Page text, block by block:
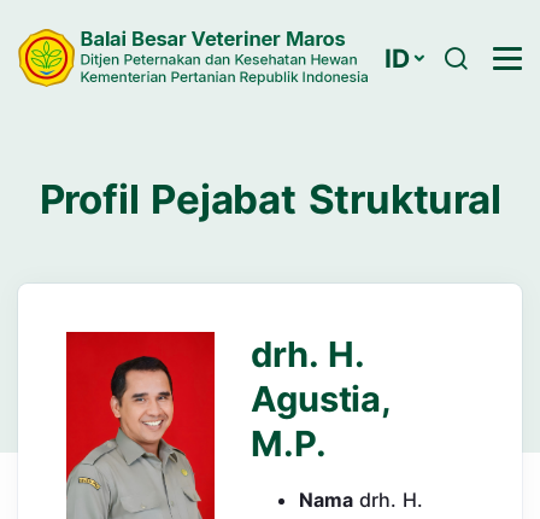
ID
Profil Pejabat Struktural
drh. H.
Agustia,
M.P.
Nama drh. H.